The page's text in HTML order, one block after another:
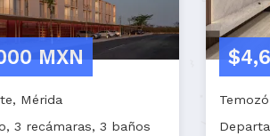
Loma Dorada Secc A, Tonalá
Casa, 5 recámaras, 3 baños
$4,368,000 MXN